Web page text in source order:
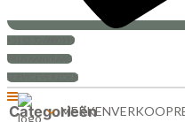
+31 (0)30-6880999
PRIJS AANVRAAG
SERVICEVERZOEK
MERKENVERKOOP
Categorieën